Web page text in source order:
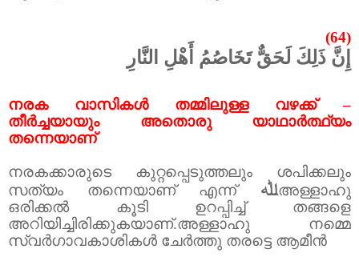
(64)
إِنَّ ذَلِكَ لَحَقٌّ تَخَاصُمُ أَهْلِ النَّارِ
നരക വാസികൾ തമ്മിലുള്ള വഴക്ക് –
തീർച്ചയായും അതൊരു യാഥാർത്ഥ്യം
തന്നെയാണ്
നരകക്കാരുടെ കുറ്റപ്പെടുത്തലും ശപിക്കലും
സത്യം തന്നെയാണ് എന്ന് ﷲഅള്ളാഹു
ഒരിക്കൽ കൂടി ഉറപ്പിച്ച് തങ്ങളെ
അറിയിച്ചിരിക്കുകയാണ്.അള്ളാ‍ഹു നമ്മെ
സ്വർഗാവകാശികൾ ചേർത്തു തരട്ടെ ആമീൻ